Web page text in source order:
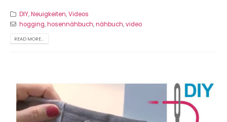
DIY,Neuigkeiten,Videos
hogging,hosennähbuch,nähbuch,video
READ MORE...